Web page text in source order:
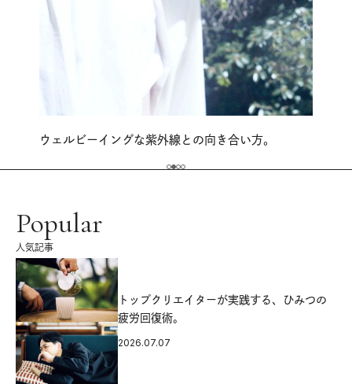
ウェルビーイングな紫外線との向き合い方。
Popular
人気記事
トップクリエイターが実践する、ひみつの
疲労回復術。
2026.07.07